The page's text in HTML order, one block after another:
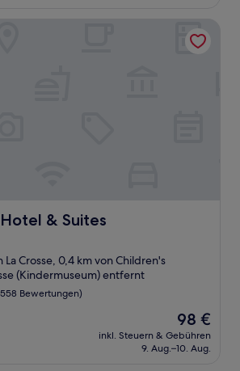
& Suites
& Suites
Crosse, 0,4 km von Children's
(Kindermuseum) entfernt
Bewertungen)
Der
Preis
beträgt
98 €
inkl. Steuern & Gebühren
9. Aug.–10. Aug.